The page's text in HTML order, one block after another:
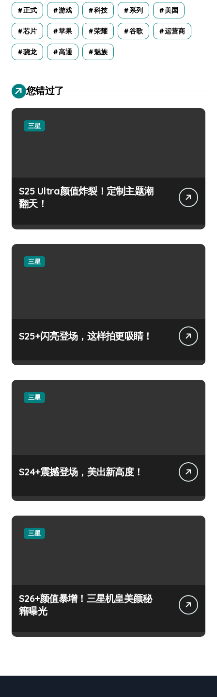
正式 游戏 科技 系列 美国
芯片 苹果 荣耀 谷歌 运营商
骁龙 高通 魅族
您错过了
三星
S25 Ultra颜值炸裂！定制主题潮
翻天！
三星
S25+闪亮登场，这样拍更吸睛！
三星
S24+震撼登场，美出新高度！
三星
S26+颜值暴增！三星机皇美颜秘
籍曝光